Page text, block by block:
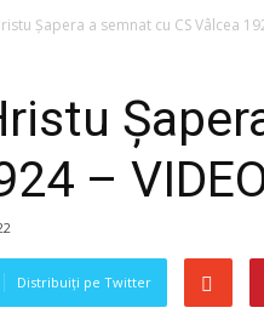
Șapera a semnat cu CS Vâlcea
–
Distribuiți pe Twitter